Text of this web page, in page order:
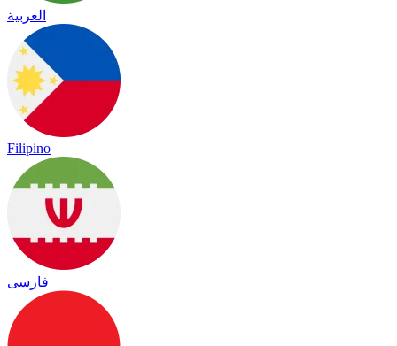
العربية
Filipino
فارسی